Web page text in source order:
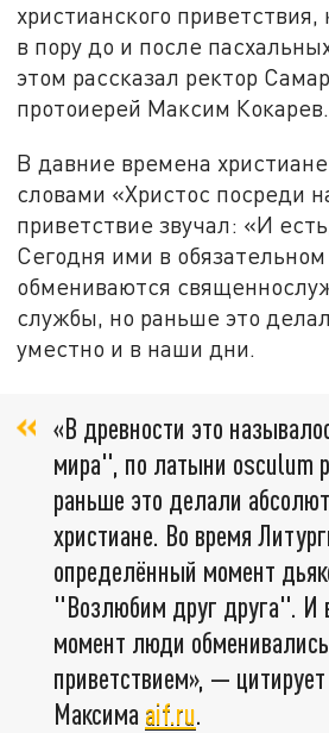
христианского
в пору до и после
этом рассказал ректор
протоиерей Максим Кокарев.
В давние времена
словами «Христос посреди
приветствие звучал: «И
Сегодня ими в
обмениваются
службы, но раньше это
уместно и в наши дни.
«В древности это
мира", по латыни osculum
раньше это делали
христиане. Во время
определённый момент
"Возлюбим друг друга". И
момент люди
приветствием», —
Максима aif.ru.